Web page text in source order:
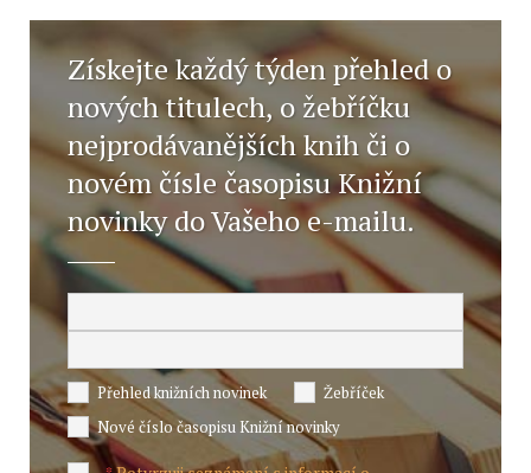
Získejte každý týden přehled o
nových titulech, o žebříčku
nejprodávanějších knih či o
novém čísle časopisu Knižní
novinky do Vašeho e-mailu.
Přehled knižních novinek
Žebříček
Nové číslo časopisu Knižní novinky